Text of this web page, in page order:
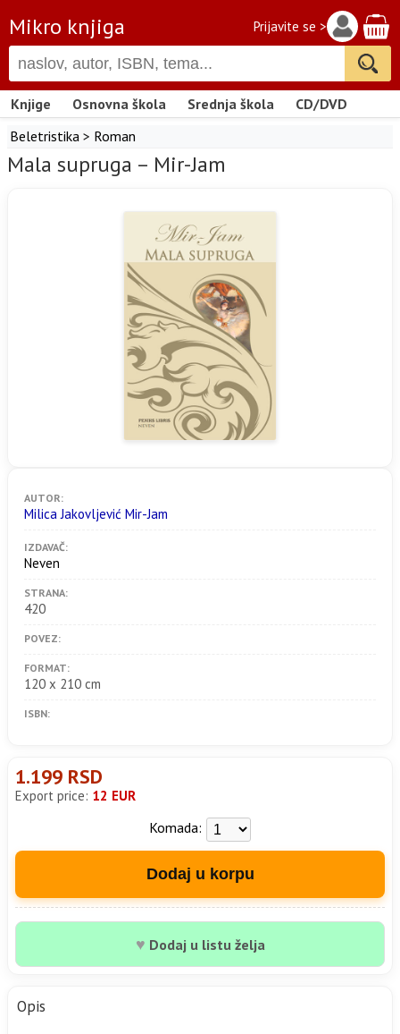
Mikro knjiga Prijavite se >
Knjige Osnovna škola Srednja škola
CD/DVD
Beletristika > Roman
Mala supruga – Mir-Jam
AUTOR:
Milica Jakovljević Mir-Jam
IZDAVAČ:
Neven
STRANA:
420
POVEZ:
FORMAT:
120 x 210 cm
ISBN:
1.199 RSD
Export price: 12 EUR
Komada:
Dodaj u korpu
♥ Dodaj u listu želja
Opis